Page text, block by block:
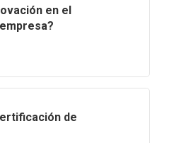
en el
de